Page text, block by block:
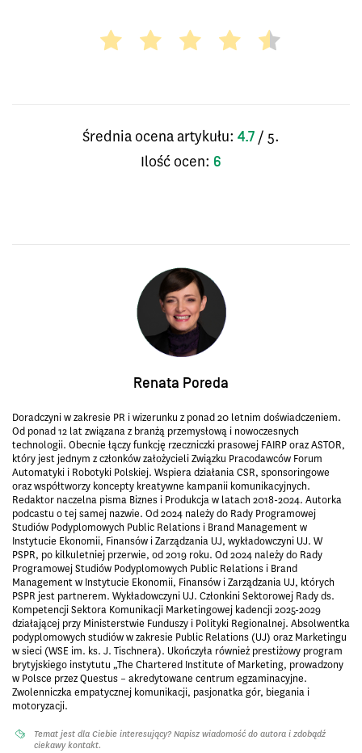
Średnia ocena artykułu: 4.7 / 5.
Ilość ocen: 6
Renata Poreda
Doradczyni w zakresie PR i wizerunku z ponad 20 letnim doświadczeniem.
Od ponad 12 lat związana z branżą przemysłową i nowoczesnych
technologii. Obecnie łączy funkcję rzeczniczki prasowej FAIRP oraz ASTOR,
który jest jednym z członków założycieli Związku Pracodawców Forum
Automatyki i Robotyki Polskiej. Wspiera działania CSR, sponsoringowe
oraz współtworzy koncepty kreatywne kampanii komunikacyjnych.
Redaktor naczelna pisma Biznes i Produkcja w latach 2018-2024. Autorka
podcastu o tej samej nazwie. Od 2024 należy do Rady Programowej
Studiów Podyplomowych Public Relations i Brand Management w
Instytucie Ekonomii, Finansów i Zarządzania UJ, wykładowczyni UJ. W
PSPR, po kilkuletniej przerwie, od 2019 roku. Od 2024 należy do Rady
Programowej Studiów Podyplomowych Public Relations i Brand
Management w Instytucie Ekonomii, Finansów i Zarządzania UJ, których
PSPR jest partnerem. Wykładowczyni UJ. Członkini Sektorowej Rady ds.
Kompetencji Sektora Komunikacji Marketingowej kadencji 2025-2029
działającej przy Ministerstwie Funduszy i Polityki Regionalnej. Absolwentka
podyplomowych studiów w zakresie Public Relations (UJ) oraz Marketingu
w sieci (WSE im. ks. J. Tischnera). Ukończyła również prestiżowy program
brytyjskiego instytutu „The Chartered Institute of Marketing, prowadzony
w Polsce przez Questus – akredytowane centrum egzaminacyjne.
Zwolenniczka empatycznej komunikacji, pasjonatka gór, biegania i
motoryzacji.
Temat jest dla Ciebie interesujący? Napisz wiadomość do autora i zdobądź
ciekawy kontakt.